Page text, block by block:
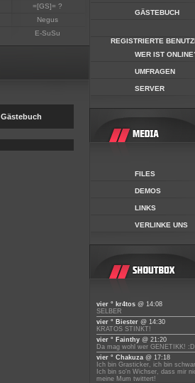
=[GS]= ?
Negus
E-SuSu
Gästebuch
GÄSTEBUCH
REGISTRIERTE
WER IST
UMFRAGEN
SERVER
FILES
DEMOS
LINKS
VERLINKE UNS
vier ° kr4tos @ 14:08
SELBER
vier ° Biester @ 14:30
KRATOS STINKT!
vier ° Fainthy @ 21:20
Da mag wohl wer GENETIKK! :D
vier ° Chakuza @ 17:18
Ich bin Grasticker, ich bin
Ich bin so'n Wichser, dass mir
meine Mum twittert!